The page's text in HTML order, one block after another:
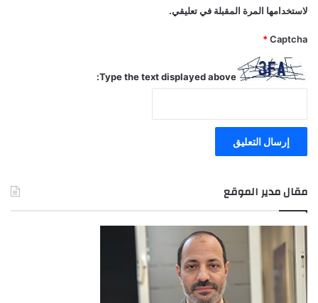
لاستخدامها المرة المقبلة في تعليقي.
Captcha
*
Type the text displayed above:
مقال مدير الموقع